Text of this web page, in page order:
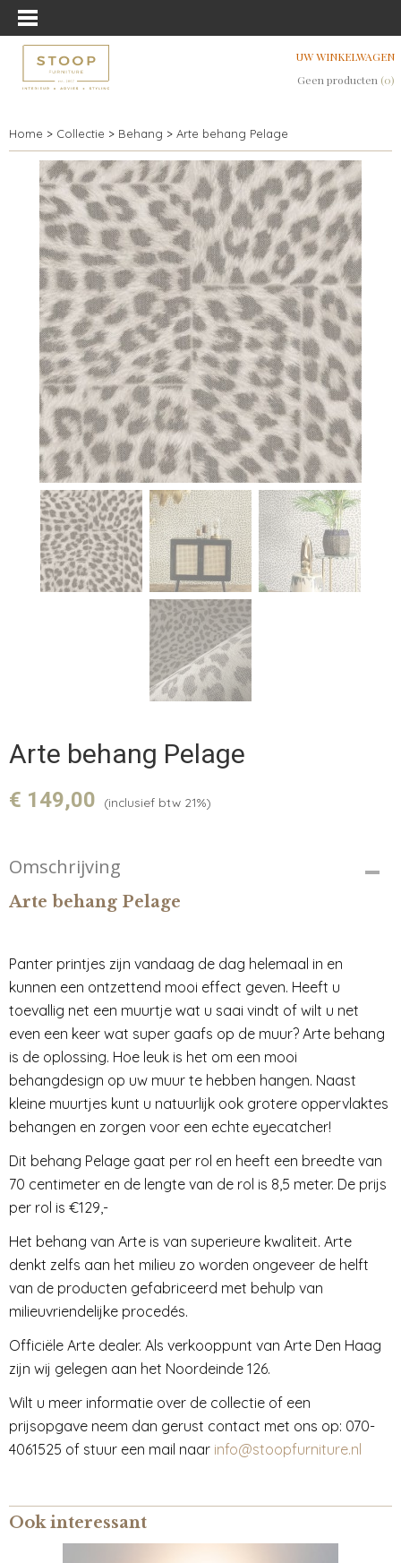
UW WINKELWAGEN
Geen producten (0)
Home > Collectie > Behang > Arte behang Pelage
Arte behang Pelage
€ 149,00 (inclusief btw 21%)
Omschrijving
Arte behang Pelage
Panter printjes zijn vandaag de dag helemaal in en
kunnen een ontzettend mooi effect geven. Heeft u
toevallig net een muurtje wat u saai vindt of wilt u net
even een keer wat super gaafs op de muur? Arte behang
is de oplossing. Hoe leuk is het om een mooi
behangdesign op uw muur te hebben hangen. Naast
kleine muurtjes kunt u natuurlijk ook grotere oppervlaktes
behangen en zorgen voor een echte eyecatcher!
Dit behang Pelage gaat per rol en heeft een breedte van
70 centimeter en de lengte van de rol is 8,5 meter. De prijs
per rol is €129,-
Het behang van Arte is van superieure kwaliteit. Arte
denkt zelfs aan het milieu zo worden ongeveer de helft
van de producten gefabriceerd met behulp van
milieuvriendelijke procedés.
Officiële Arte dealer. Als verkooppunt van Arte Den Haag
zijn wij gelegen aan het Noordeinde 126.
Wilt u meer informatie over de collectie of een
prijsopgave neem dan gerust contact met ons op: 070-
4061525 of stuur een mail naar info@stoopfurniture.nl
Ook interessant